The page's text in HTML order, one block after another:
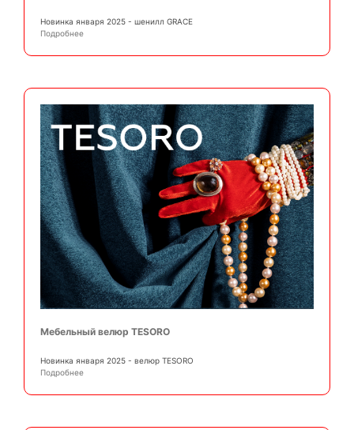
Новинка января 2025 - шенилл GRACE
Подробнее
Мебельный велюр TESORO
Новинка января 2025 - велюр TESORO
Подробнее